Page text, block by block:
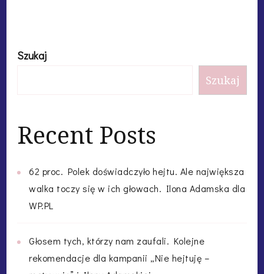
Szukaj
Szukaj
Recent Posts
62 proc. Polek doświadczyło hejtu. Ale największa
walka toczy się w ich głowach. Ilona Adamska dla
WP.PL
Głosem tych, którzy nam zaufali. Kolejne
rekomendacje dla kampanii „Nie hejtuję –